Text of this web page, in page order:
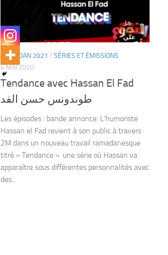
RAMADAN 2021 / SÉRIES ET ÉMISSIONS
4 MAI 2020
Tendance avec Hassan El Fad
طوندونس حسن الفد
Les épisodes : bande annonce: L’humoriste
Hassan el Fad revient à son public à travers
2M dans un nouveau travail ramadanesque
titré « Tendance ». une série où Hassan va
apparaître sous différentes personnalités avec
des...